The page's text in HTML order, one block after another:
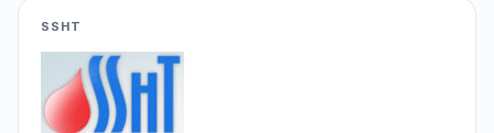
SSHT